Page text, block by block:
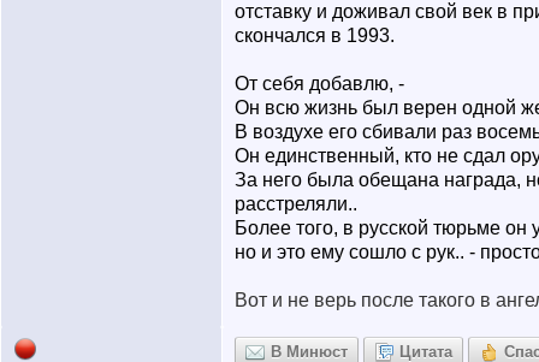
отставку и доживал свой век в
скончался в 1993.
От себя добавлю, -
Он всю жизнь был верен одной
В воздухе его сбивали раз
Он единственный, кто не сдал
За него была обещана награда,
расстреляли..
Более того, в русской тюрьме он
но и это ему сошло с рук.. -
Вот и не верь после такого в
В Минюст Цитата